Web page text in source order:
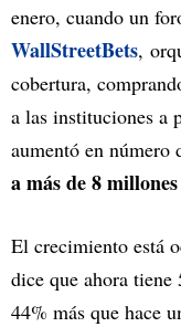
enero, cuando un
WallStreetBets,
cobertura,
a las instituciones a
aumentó en número
a más de 8
El crecimiento está
dice que ahora
44% más que hace